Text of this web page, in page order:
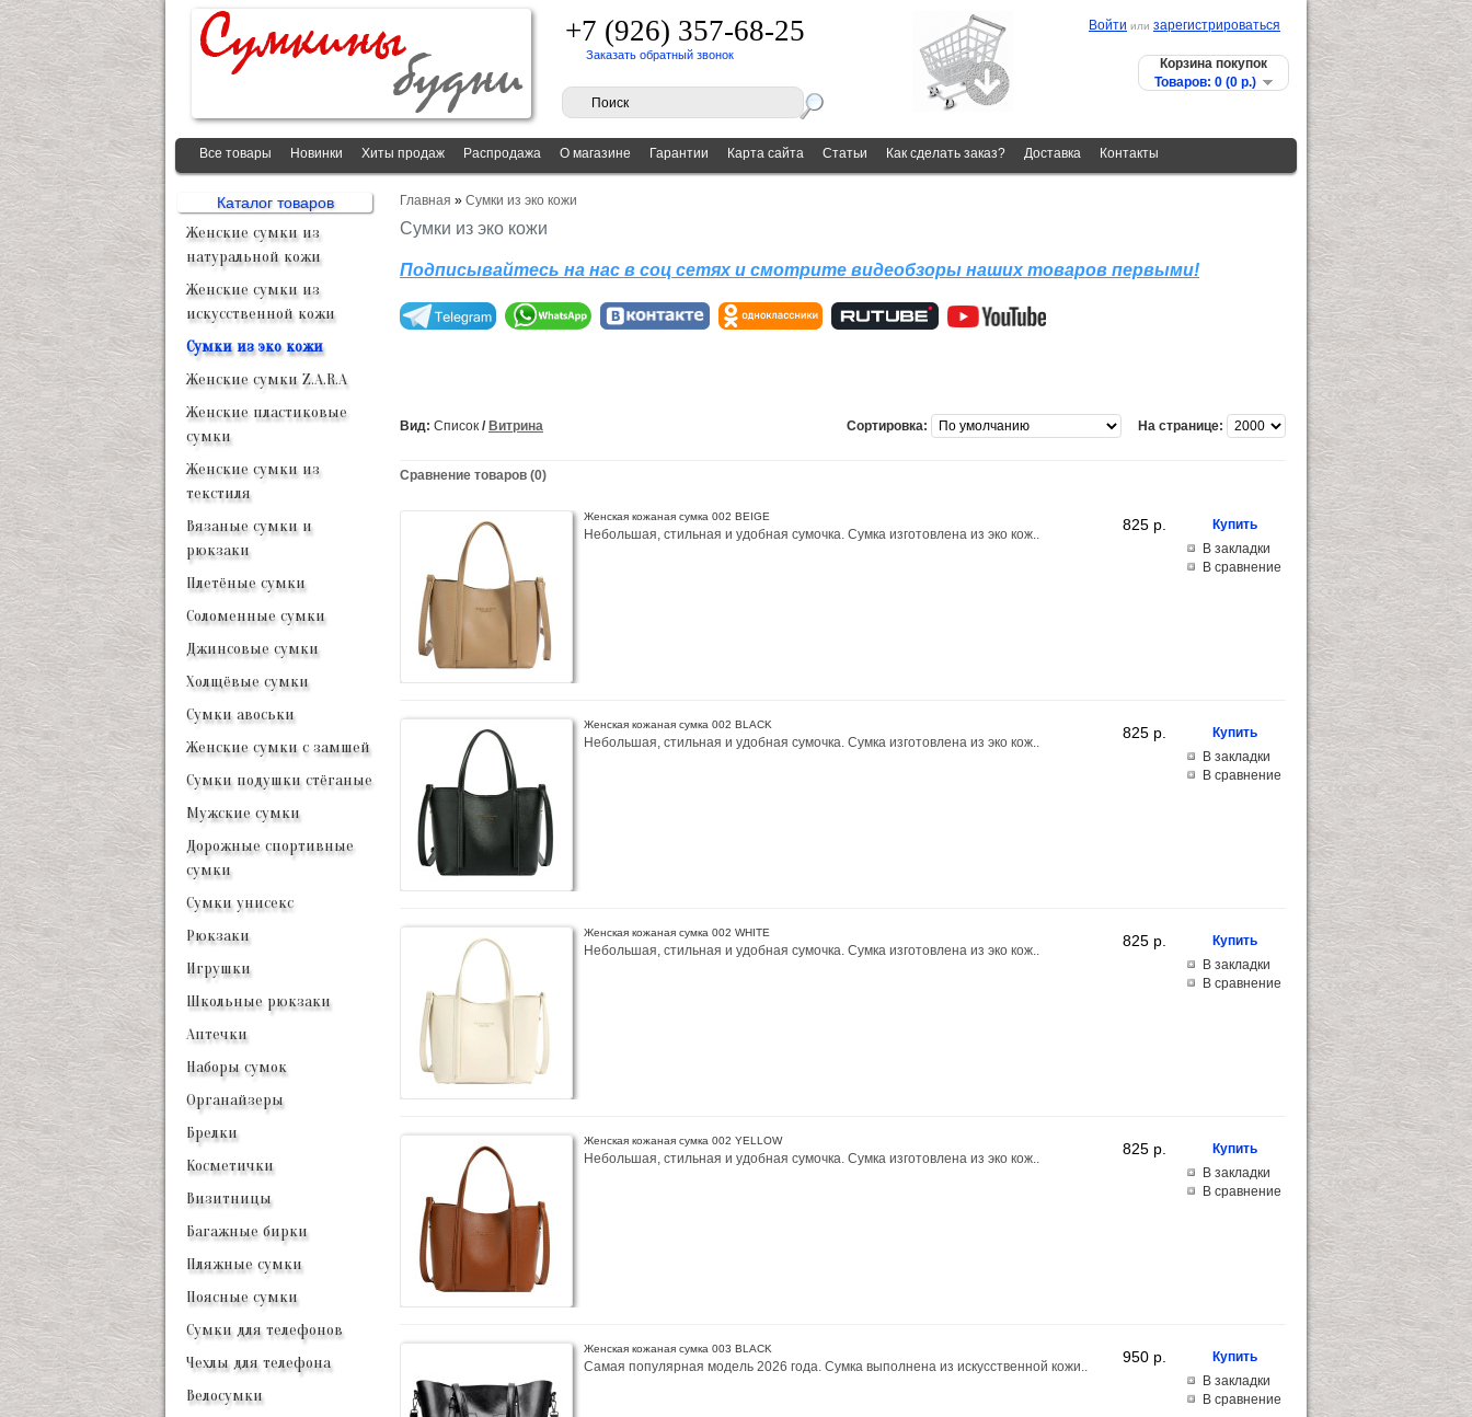
+7 (926) 357-68-25
Заказать обратный звонок
Корзина покупок
Товаров: 0 (0 p.)
Войти или зарегистрироваться
Все товары Новинки Хиты продаж Распродажа О магазине Гарантии Карта сайта Статьи Как сделать заказ? Доставка Контакты
Каталог товаров
Женские сумки из
натуральной кожи
Женские сумки из
искусственной кожи
Сумки из эко кожи
Женские сумки Z.A.R.A
Женские пластиковые
сумки
Женские сумки из
текстиля
Вязаные сумки и
рюкзаки
Плетёные сумки
Соломенные сумки
Джинсовые сумки
Холщёвые сумки
Сумки авоськи
Женские сумки с замшей
Сумки подушки стёганые
Мужские сумки
Дорожные спортивные
сумки
Сумки унисекс
Рюкзаки
Игрушки
Школьные рюкзаки
Аптечки
Наборы сумок
Органайзеры
Брелки
Косметички
Визитницы
Багажные бирки
Пляжные сумки
Поясные сумки
Сумки для телефонов
Чехлы для телефона
Велосумки
Главная » Сумки из эко кожи
Сумки из эко кожи
Подписывайтесь на нас в соц сетях и смотрите видеобзоры наших товаров первыми!
Вид: Список / Витрина На странице:
Сортировка:
Сравнение товаров (0)
В закладки
В сравнение
825 p.
Женская кожаная сумка 002 BEIGE
Небольшая, стильная и удобная сумочка. Сумка изготовлена из эко кож..
В закладки
В сравнение
825 p.
Женская кожаная сумка 002 BLACK
Небольшая, стильная и удобная сумочка. Сумка изготовлена из эко кож..
В закладки
В сравнение
825 p.
Женская кожаная сумка 002 WHITE
Небольшая, стильная и удобная сумочка. Сумка изготовлена из эко кож..
В закладки
В сравнение
825 p.
Женская кожаная сумка 002 YELLOW
Небольшая, стильная и удобная сумочка. Сумка изготовлена из эко кож..
В закладки
В сравнение
950 p.
Женская кожаная сумка 003 BLACK
Самая популярная модель 2026 года. Сумка выполнена из искусственной кожи..